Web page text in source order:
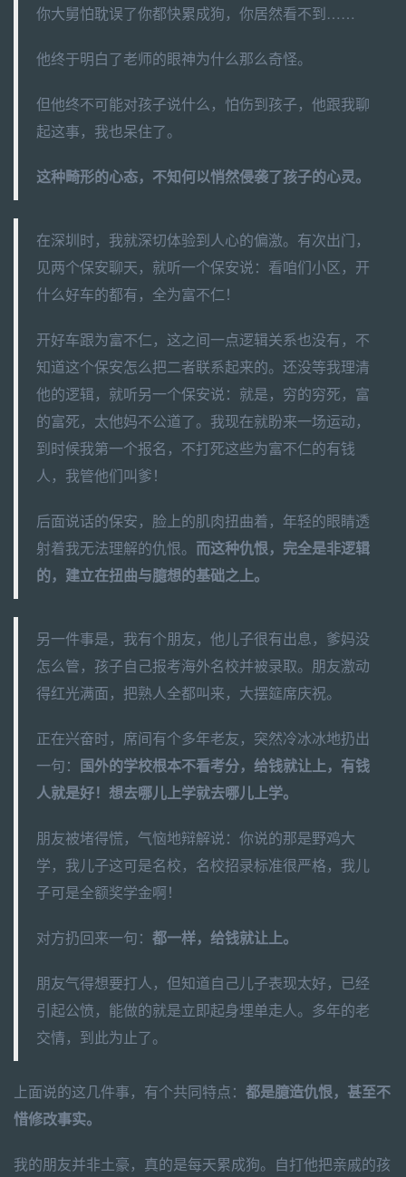
你大舅怕耽误了你都快累成狗，你居然看不到……
他终于明白了老师的眼神为什么那么奇怪。
但他终不可能对孩子说什么，怕伤到孩子，他跟我聊
起这事，我也呆住了。
这种畸形的心态，不知何以悄然侵袭了孩子的心灵。
在深圳时，我就深切体验到人心的偏激。有次出门，
见两个保安聊天，就听一个保安说：看咱们小区，开
什么好车的都有，全为富不仁！
开好车跟为富不仁，这之间一点逻辑关系也没有，不
知道这个保安怎么把二者联系起来的。还没等我理清
他的逻辑，就听另一个保安说：就是，穷的穷死，富
的富死，太他妈不公道了。我现在就盼来一场运动，
到时候我第一个报名，不打死这些为富不仁的有钱
人，我管他们叫爹！
后面说话的保安，脸上的肌肉扭曲着，年轻的眼睛透
射着我无法理解的仇恨。
而这种仇恨，完全是非逻辑
的，建立在扭曲与臆想的基础之上。
另一件事是，我有个朋友，他儿子很有出息，爹妈没
怎么管，孩子自己报考海外名校并被录取。朋友激动
得红光满面，把熟人全都叫来，大摆筵席庆祝。
正在兴奋时，席间有个多年老友，突然冷冰冰地扔出
一句：
国外的学校根本不看考分，给钱就让上，有钱
人就是好！想去哪儿上学就去哪儿上学。
朋友被堵得慌，气恼地辩解说：你说的那是野鸡大
学，我儿子这可是名校，名校招录标准很严格，我儿
子可是全额奖学金啊！
对方扔回来一句： 都一样，给钱就让上。
朋友气得想要打人，但知道自己儿子表现太好，已经
引起公愤，能做的就是立即起身埋单走人。多年的老
交情，到此为止了。
上面说的这几件事，有个共同特点： 都是臆造仇恨，甚至不
惜修改事实。
我的朋友并非土豪，真的是每天累成狗。自打他把亲戚的孩